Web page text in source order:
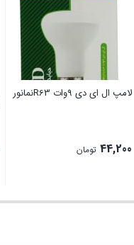
لامپ ال ای دی 9وات R63نمانور
44,200 تومان